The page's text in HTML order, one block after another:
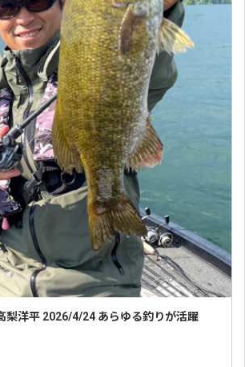
梨洋平 2026/4/24 あらゆる釣りが活躍